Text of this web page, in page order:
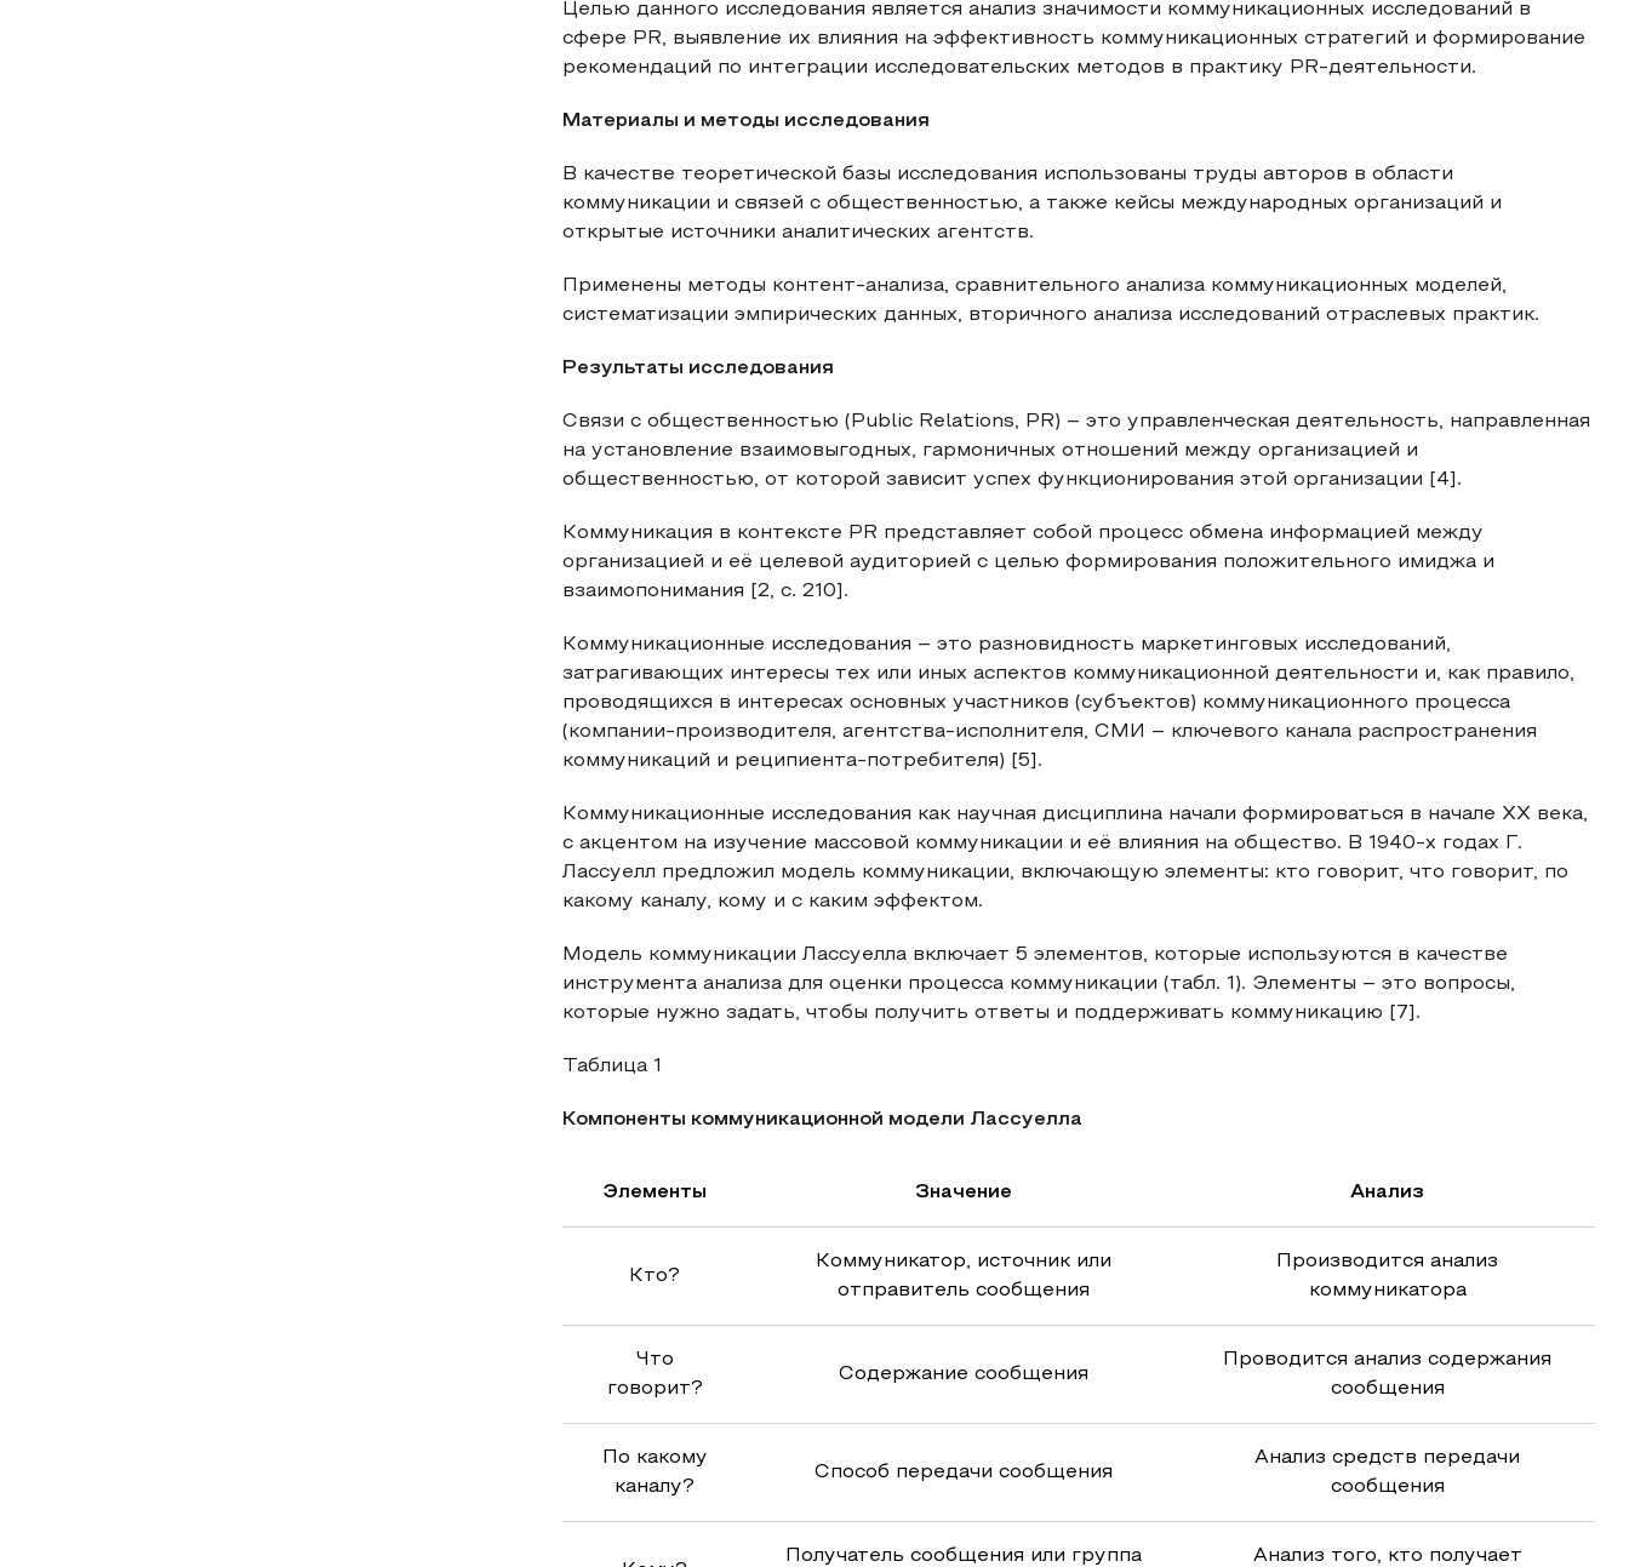
Целью данного исследования является анализ значимости коммуникационных исследований в
сфере PR, выявление их влияния на эффективность коммуникационных стратегий и формирование
рекомендаций по интеграции исследовательских методов в практику PR-деятельности.
Материалы и методы исследования
В качестве теоретической базы исследования использованы труды авторов в области
коммуникации и связей с общественностью, а также кейсы международных организаций и
открытые источники аналитических агентств.
Применены методы контент-анализа, сравнительного анализа коммуникационных моделей,
систематизации эмпирических данных, вторичного анализа исследований отраслевых практик.
Результаты исследования
Связи с общественностью (Public Relations, PR) – это управленческая деятельность, направленная
на установление взаимовыгодных, гармоничных отношений между организацией и
общественностью, от которой зависит успех функционирования этой организации [4].
Коммуникация в контексте PR представляет собой процесс обмена информацией между
организацией и её целевой аудиторией с целью формирования положительного имиджа и
взаимопонимания [2, с. 210].
Коммуникационные исследования – это разновидность маркетинговых исследований,
затрагивающих интересы тех или иных аспектов коммуникационной деятельности и, как правило,
проводящихся в интересах основных участников (субъектов) коммуникационного процесса
(компании-производителя, агентства-исполнителя, СМИ – ключевого канала распространения
коммуникаций и реципиента-потребителя) [5].
Коммуникационные исследования как научная дисциплина начали формироваться в начале XX века,
с акцентом на изучение массовой коммуникации и её влияния на общество. В 1940-х годах Г.
Лассуелл предложил модель коммуникации, включающую элементы: кто говорит, что говорит, по
какому каналу, кому и с каким эффектом.
Модель коммуникации Лассуелла включает 5 элементов, которые используются в качестве
инструмента анализа для оценки процесса коммуникации (табл. 1). Элементы – это вопросы,
которые нужно задать, чтобы получить ответы и поддерживать коммуникацию [7].
Таблица 1
Компоненты коммуникационной модели Лассуелла
Элементы Значение Анализ
Кто?
Коммуникатор, источник или
отправитель сообщения
Производится анализ
коммуникатора
Что
говорит?
Содержание сообщения
Проводится анализ содержания
сообщения
По какому
каналу?
Способ передачи сообщения
Анализ средств передачи
сообщения
Получатель сообщения или группа Анализ того, кто получает